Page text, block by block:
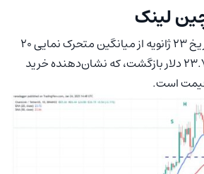
لینک
قیمت چین‌ لینک در تاریخ 23 ژانویه از میانگین متحرک نمایی 20
روزه (EMA) در سطح 23.72 دلار بازگشت، که نشان‌دهنده خرید
است.